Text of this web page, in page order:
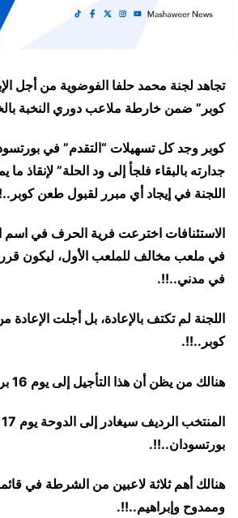
تجاهد لجنة محمد حلفا الفوضوية من أجل
كوبر” ضمن خارطة ملاعب دوري النخبة
كوبر وجد كل تسهيلات “التقدم” في
جدارته بالبقاء فلجأ إلى ود الحلة” لإنقاذ
اللجنة في إيجاد أي مبرر لقبول طعن
الاستئنافات اخترعت فرية الحرف في اسم
في ملعب مخالف للملعب الأول، ليكون
في مدني..!!.
اللجنة لم تكتف بالإعادة، بل أجلت
كوبر..!!.
هنالك من يظن أن هذا التأجيل إلى يوم 16 بريء..!!.
بورتسودان..!!.
هنالك أهم ثلاثة لاعبين من الشرطة في
وممدوح وإبراهيم..!!.